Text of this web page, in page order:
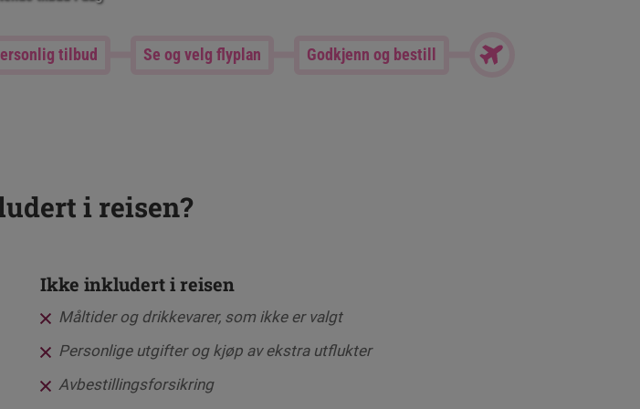
tilbud Se og velg flyplan Godkjenn og bestill
i reisen?
Ikke inkludert i reisen
Måltider og drikkevarer, som ikke er valgt
Personlige utgifter og kjøp av ekstra utflukter
Avbestillingsforsikring